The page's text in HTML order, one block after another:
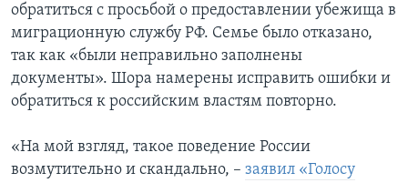
обратиться с просьбой о предоставлении убежища в
миграционную службу РФ. Семье было отказано,
так как «были неправильно заполнены
документы». Шора намерены исправить ошибки и
обратиться к российским властям повторно.
«На мой взгляд, такое поведение России
возмутительно и скандально, – заявил «Голосу